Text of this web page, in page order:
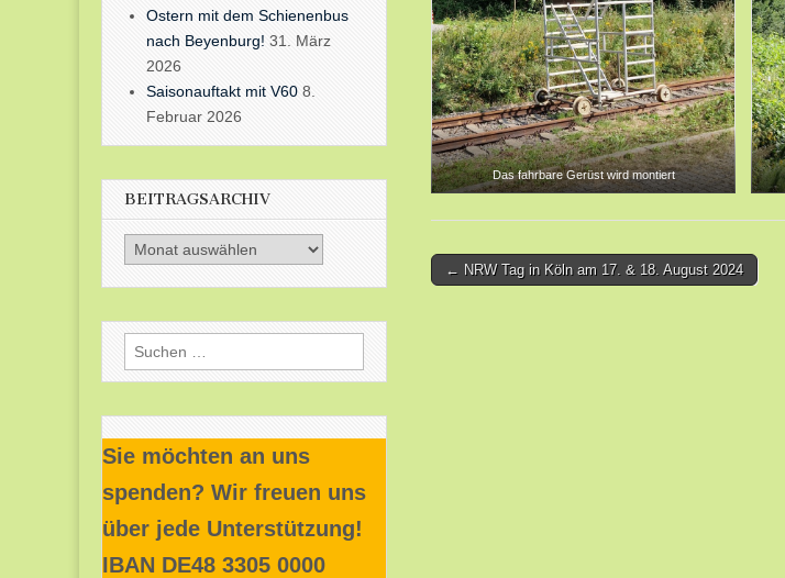
Das fahrbare Gerüst wird montiert
Post
← NRW Tag in Köln am 17. & 18. August 2024
Ostern mit dem Schienenbus
nach Beyenburg! 31. März
2026
Saisonauftakt mit V60 8.
Februar 2026
BEITRAGSARCHIV
Beitragsarchiv
Suchen
nach:
Sie möchten an uns
spenden? Wir freuen uns
über jede Unterstützung!
IBAN DE48 3305 0000